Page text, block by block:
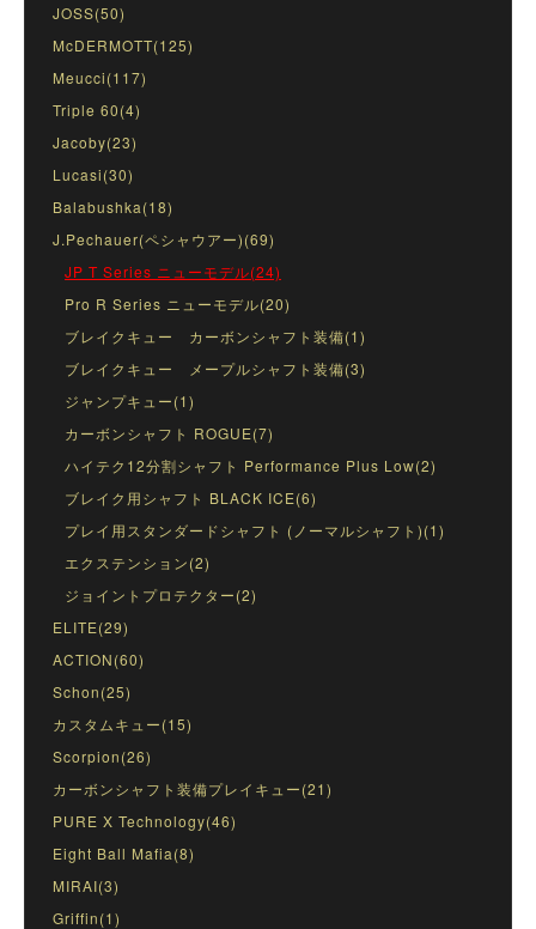
JOSS(50)
McDERMOTT(125)
Meucci(117)
Triple 60(4)
Jacoby(23)
Lucasi(30)
Balabushka(18)
J.Pechauer(ペシャウアー)(69)
JP T Series ニューモデル(24)
Pro R Series ニューモデル(20)
ブレイクキュー カーボンシャフト装備(1)
ブレイクキュー メープルシャフト装備(3)
ジャンプキュー(1)
カーボンシャフト ROGUE(7)
ハイテク12分割シャフト Performance Plus Low(2)
ブレイク用シャフト BLACK ICE(6)
プレイ用スタンダードシャフト (ノーマルシャフト)(1)
エクステンション(2)
ジョイントプロテクター(2)
ELITE(29)
ACTION(60)
Schon(25)
カスタムキュー(15)
Scorpion(26)
カーボンシャフト装備プレイキュー(21)
PURE X Technology(46)
Eight Ball Mafia(8)
MIRAI(3)
Griffin(1)